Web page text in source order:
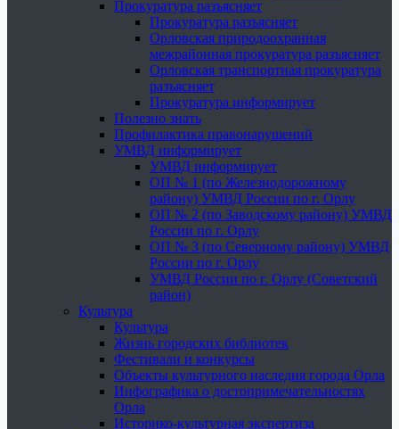
Прокуратура разъясняет
Прокуратура разъясняет
Орловская природоохранная
межрайонная прокуратура разъясняет
Орловская транспортная прокуратура
разъясняет
Прокуратура информирует
Полезно знать
Профилактика правонарушений
УМВД информирует
УМВД информирует
ОП № 1 (по Железнодорожному
району) УМВД России по г. Орлу
ОП № 2 (по Заводскому району) УМВД
России по г. Орлу
ОП № 3 (по Северному району) УМВД
России по г. Орлу
УМВД России по г. Орлу (Советский
район)
Культура
Культура
Жизнь городских библиотек
Фестивали и конкурсы
Объекты культурного наследия города Орла
Инфографика о достопримечательностях
Орла
Историко-культурная экспертиза